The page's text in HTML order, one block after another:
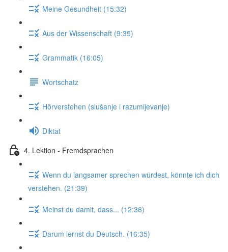
Meine Gesundheit (15:32)
Aus der Wissenschaft (9:35)
Grammatik (16:05)
Wortschatz
Hörverstehen (slušanje i razumijevanje)
Diktat
4. Lektion - Fremdsprachen
Wenn du langsamer sprechen würdest, könnte ich dich
verstehen. (21:39)
Meinst du damit, dass... (12:36)
Darum lernst du Deutsch. (16:35)